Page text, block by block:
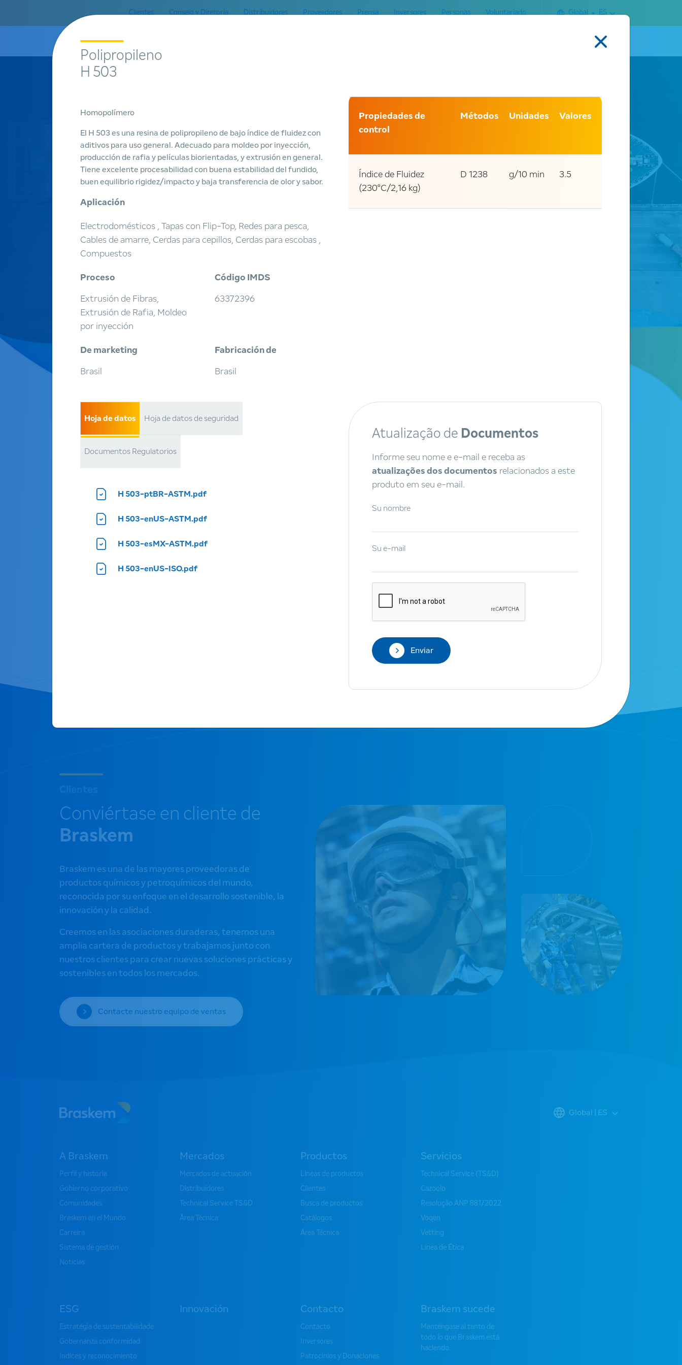
Clientes Consejo y Diretoria Distribuidores Proveedores Prensa Inversores Personas Voluntariado Global ES
Encontrar
un producto
Ingrese el nombre o código del
HILOS DE ROSCA
Polipropileno
H 503
Homopolímero
El H 503 es una resina de polipropileno de bajo índice de fluidez con
aditivos para uso general. Adecuado para moldeo por inyección,
producción de rafia y películas biorientadas, y extrusión en general.
Tiene excelente procesabilidad con buena estabilidad del fundido,
buen equilibrio rigidez/impacto y baja transferencia de olor y sabor.
Aplicación
Electrodomésticos , Tapas con Flip-Top, Redes para pesca,
Cables de amarre, Cerdas para cepillos, Cerdas para escobas ,
Compuestos
Proceso
Extrusión de Fibras,
Extrusión de Rafia, Moldeo
por inyección
Código IMDS
63372396
De marketing
Brasil
Fabricación de
Brasil
Propiedades de
control
Métodos Unidades Valores
Índice de Fluidez
(230°C/2,16 kg)
D 1238 g/10 min 3.5
Hoja de datos Hoja de datos de seguridad
Documentos Regulatorios
H 503-ptBR-ASTM.pdf
H 503-enUS-ASTM.pdf
H 503-esMX-ASTM.pdf
H 503-enUS-ISO.pdf
Atualização de Documentos
Informe seu nome e e-mail e receba as
atualizações dos documentos relacionados a este
produto em seu e-mail.
Su nombre
Su e-mail
Enviar
Conviértase en cliente de
Braskem
Braskem es una de las mayores proveedoras de
productos químicos y petroquímicos del mundo,
reconocida por su enfoque en el desarrollo sostenible, la
innovación y la calidad.
Creemos en las asociaciones duraderas, tenemos una
amplia cartera de productos y trabajamos junto con
nuestros clientes para crear nuevas soluciones prácticas y
sostenibles en todos los mercados.
Contacte nuestro equipo de ventas
Global | ES
A Braskem
Perfil y historia
Gobierno corporativo
Comunidades
Braskem en el Mundo
Carreira
Sistema de gestión
Noticias
Mercados
Mercados de actuación
Distribuidores
Technical Service TS&D
Área Técnica
Productos
Lineas de productos
Clientes
Busca de productos
Catálogos
Área Técnica
Servicios
Technical Service (TS&D)
Cazoolo
Resolução ANP 881/2022
Voqen
Vetting
Línea de Ética
ESG
Estratégia de sustentabilidade
Gobernanza conformidad
Indices y reconocimiento
Innovación Contacto
Contacto
Inversores
Patrocinios y Donaciones
Braskem sucede
Manténgase al tanto de
todo lo que Braskem está
haciendo.